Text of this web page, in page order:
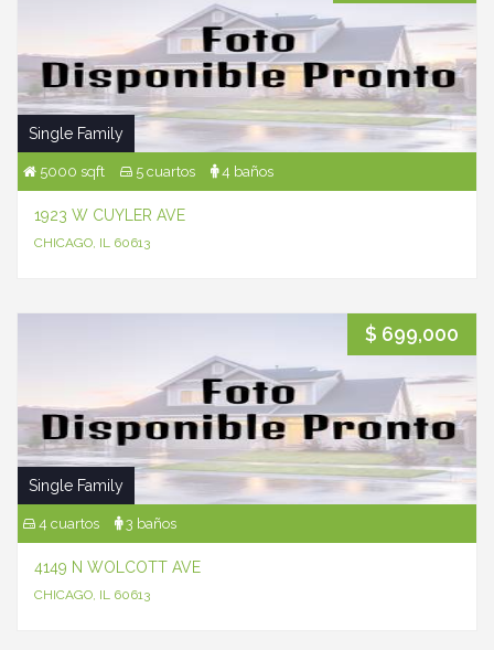
Single Family
5000 sqft 5 cuartos 4 baños
1923 W CUYLER AVE
CHICAGO, IL 60613
$ 699,000
Single Family
4 cuartos 3 baños
4149 N WOLCOTT AVE
CHICAGO, IL 60613